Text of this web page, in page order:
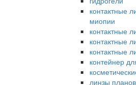
контактные
миопии
контактные
контактные
контактные
контейнер
линзы